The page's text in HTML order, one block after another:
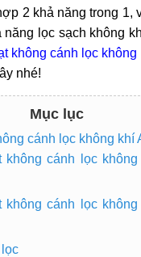
2 khả năng trong 1,
năng lọc sạch không
không cánh lọc không
nhé!
Mục lục
cánh lọc không khí
cánh lọc
cánh lọc